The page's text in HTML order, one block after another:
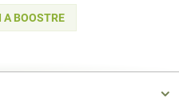
A BOOSTRE